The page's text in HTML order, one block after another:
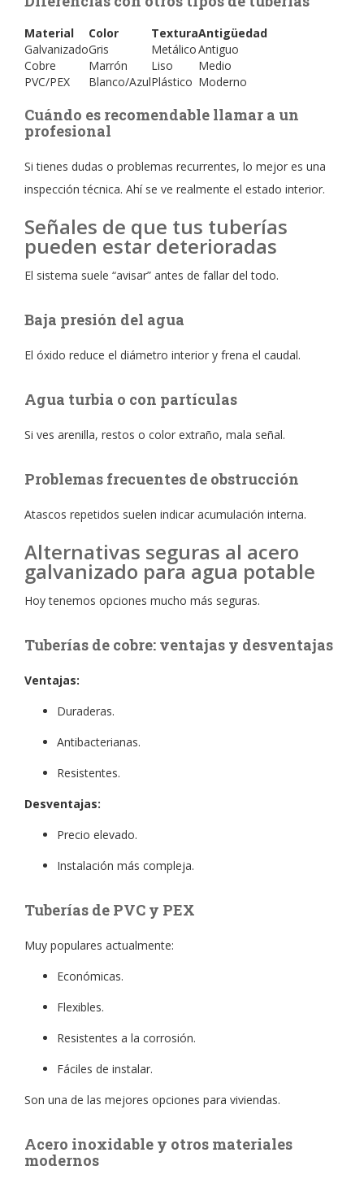
Material Color TexturaAntigüedad
GalvanizadoGris MetálicoAntiguo
Cobre
Marrón Liso
Medio
PVC/PEX
Blanco/AzulPlástico Moderno
Cuándo es recomendable llamar a un
profesional
Si tienes dudas o problemas recurrentes, lo mejor es una
inspección técnica. Ahí se ve realmente el estado interior.
Señales de que tus tuberías
pueden estar deterioradas
El sistema suele “avisar” antes de fallar del todo.
Baja presión del agua
El óxido reduce el diámetro interior y frena el caudal.
Agua turbia o con partículas
Si ves arenilla, restos o color extraño, mala señal.
Problemas frecuentes de obstrucción
Atascos repetidos suelen indicar acumulación interna.
Alternativas seguras al acero
galvanizado para agua potable
Hoy tenemos opciones mucho más seguras.
Tuberías de cobre: ventajas y desventajas
Ventajas:
Duraderas.
Antibacterianas.
Resistentes.
Desventajas:
Precio elevado.
Instalación más compleja.
Tuberías de PVC y PEX
Muy populares actualmente:
Económicas.
Flexibles.
Resistentes a la corrosión.
Fáciles de instalar.
Son una de las mejores opciones para viviendas.
Acero inoxidable y otros materiales
modernos